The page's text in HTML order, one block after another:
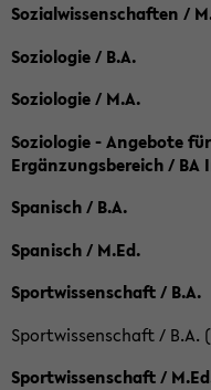
Sozialwissenschaften /
Soziologie / B.A.
Soziologie / M.A.
Soziologie - Angebote
Ergänzungsbereich / BA
Spanisch / B.A.
Spanisch / M.Ed.
Sportwissenschaft / B.A.
Sportwissenschaft / B.A.
Sportwissenschaft /